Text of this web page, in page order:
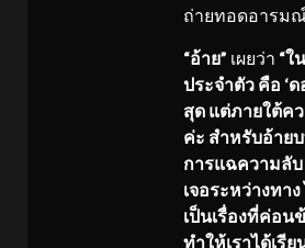
ถ่ายทอดอารม
“อ้าย” เผยว่า “ใ
ประจำตัว คือ ‘
สุด แต่ภายใต้ค
ค่ะ สำหรับอ้าย
การแฉความลั
เจอระหว่างทา
เป็นเรื่องที่ค่อนข้
ทำให้เราได้เรีย